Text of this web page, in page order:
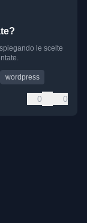
le scelte
wordpress
0 0